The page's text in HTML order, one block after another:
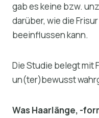
gab es keine bzw.
darüber, wie die
beeinflussen kann.
Die Studie belegt mit
un(ter)bewusst
Was Haarlänge, -